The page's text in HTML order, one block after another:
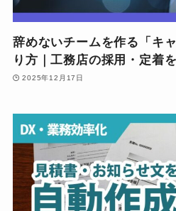
辞めないチームを作る「キ
り方｜工務店の採用・定着
2025年12月17日